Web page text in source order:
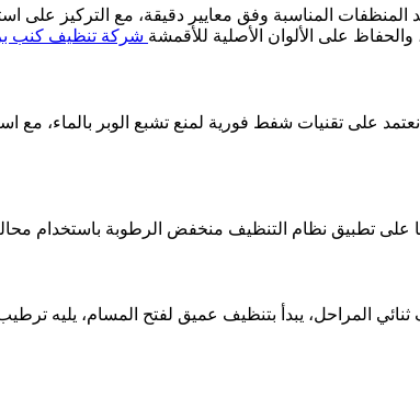
المناسبة وفق معايير دقيقة، مع التركيز على
على الألوان الأصلية للأقمشة شركة تنظيف كنب
نعتمد على تقنيات شفط فورية لمنع تشبع الوبر
على تطبيق نظام التنظيف منخفض الرطوبة باستخدام
المراحل، يبدأ بتنظيف عميق لفتح المسام، يليه